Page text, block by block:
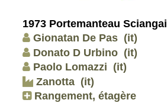
1973 Portemanteau Sciangai
Gionatan De Pas (it)
Donato D Urbino (it)
Paolo Lomazzi (it)
Zanotta (it)
Rangement, étagère